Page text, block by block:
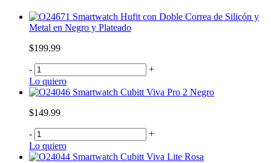
Smartwatch Hufit con Doble Correa de Silicón y
Metal en Negro y Plateado
$199.99
-
+
Lo quiero
Smartwatch Cubitt Viva Pro 2 Negro
$149.99
-
+
Lo quiero
Smartwatch Cubitt Viva Lite Rosa